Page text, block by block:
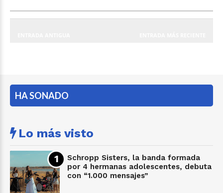
HA SONADO
Lo más visto
Schropp Sisters, la banda formada
por 4 hermanas adolescentes, debuta
con “1.000 mensajes”